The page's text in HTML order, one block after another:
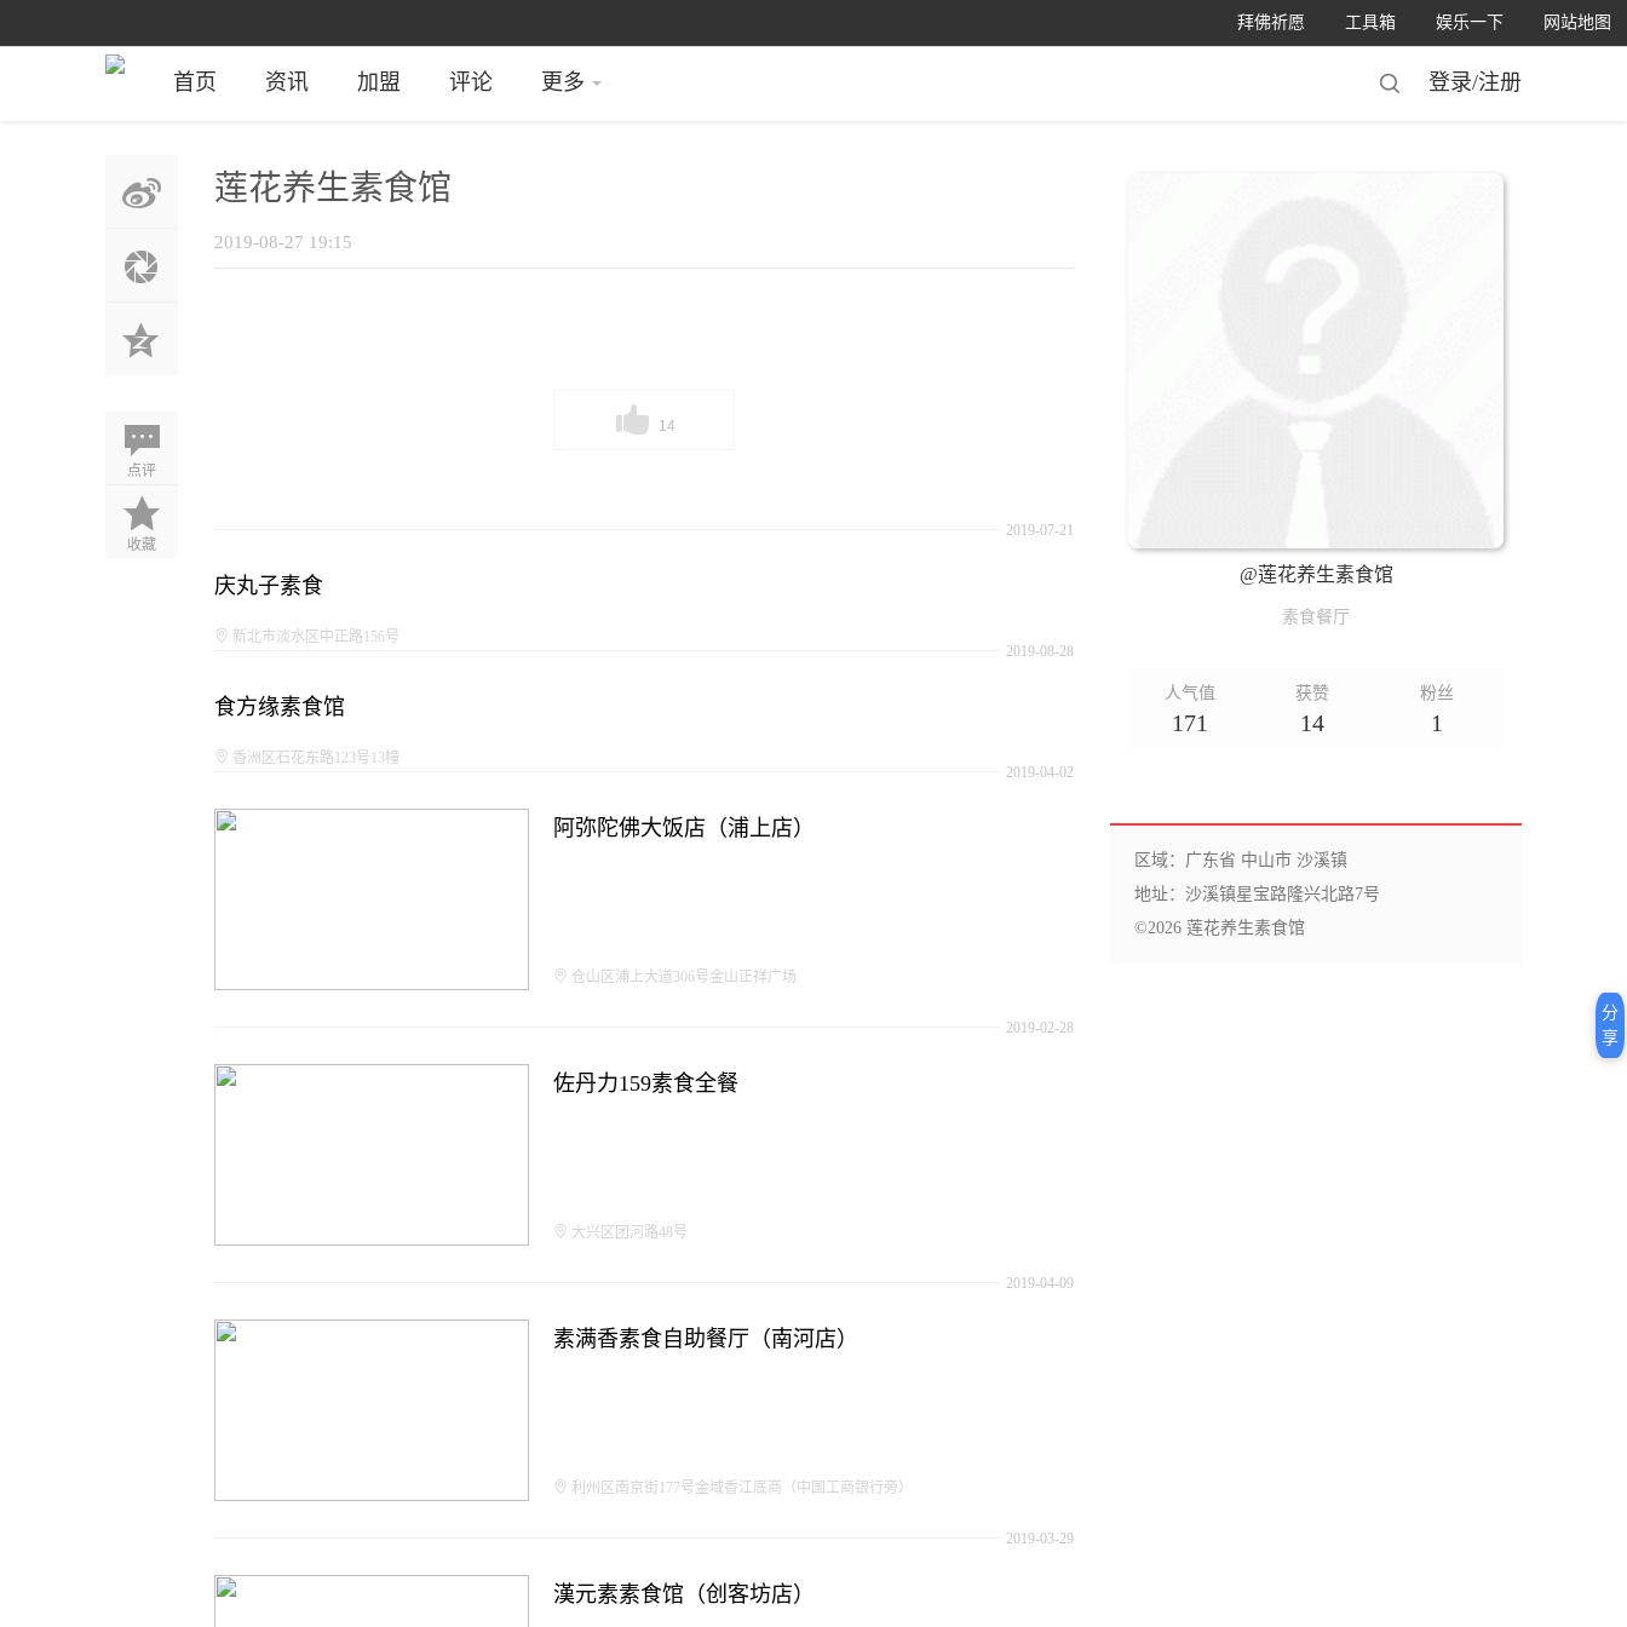
网站地图
娱乐一下
工具箱
拜佛祈愿
首页 资讯 加盟 评论 更多 登录/注册
点评
收藏
莲花养生素食馆
2019-08-27 19:15
14
2019-07-21
庆丸子素食
新北市淡水区中正路156号
2019-08-28
食方缘素食馆
香洲区石花东路123号13幢
2019-04-02
阿弥陀佛大饭店（浦上店）
仓山区浦上大道306号金山正祥广场
2019-02-28
佐丹力159素食全餐
大兴区团河路48号
2019-04-09
素满香素食自助餐厅（南河店）
利州区南京街177号金域香江底商（中国工商银行旁）
2019-03-29
漢元素素食馆（创客坊店）
@莲花养生素食馆
素食餐厅
人气值
171
获赞
14
粉丝
1
区域：广东省 中山市 沙溪镇
地址：沙溪镇星宝路隆兴北路7号
©2026 莲花养生素食馆
分
享